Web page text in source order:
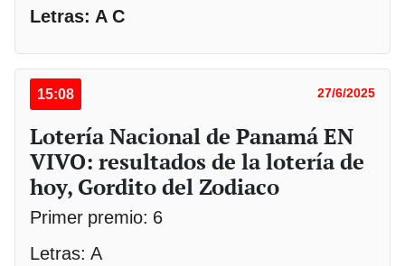
Letras: A C
15:08 27/6/2025
Lotería Nacional de Panamá EN
VIVO: resultados de la lotería de
hoy, Gordito del Zodiaco
Primer premio: 6
Letras: A